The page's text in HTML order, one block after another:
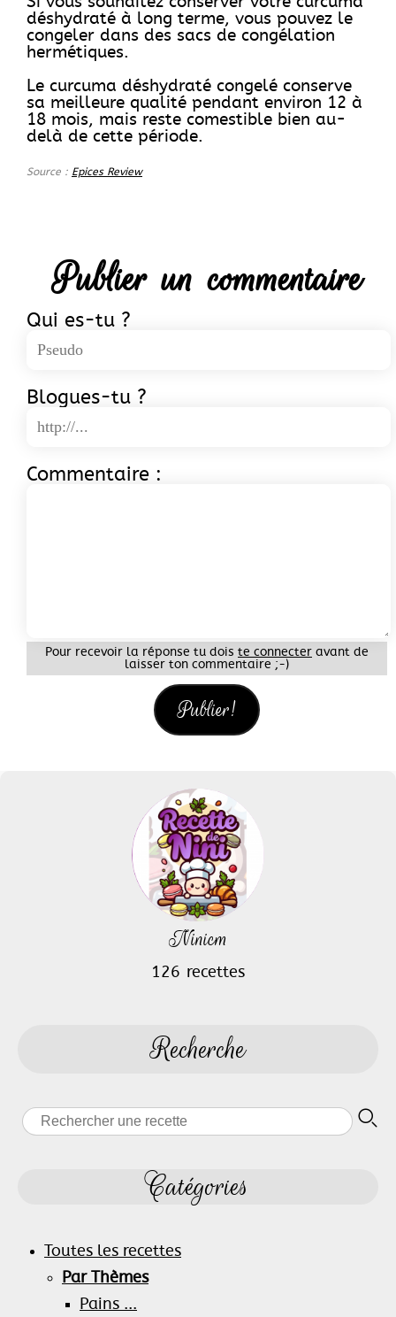
déshydraté à long terme, vous pouvez le
congeler dans des sacs de congélation
hermétiques.
Le curcuma déshydraté congelé conserve
sa meilleure qualité pendant environ 12 à
18 mois, mais reste comestible bien au-
delà de cette période.
Source : Epices Review
Publier un commentaire
Qui es-tu ?
Blogues-tu ?
Commentaire :
Pour recevoir la réponse tu dois te connecter avant de
laisser ton commentaire ;-)
Ninicm
126 recettes
Recherche
Catégories
Toutes les recettes
Par Thèmes
Pains ...